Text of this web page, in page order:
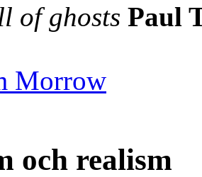
of ghosts Paul
Morrow
och realism